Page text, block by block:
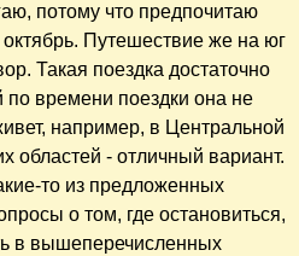
потому что предпочитаю
Путешествие же на юг
Такая поездка достаточно
по времени поездки она не
например, в Центральной
областей - отличный вариант.
то из предложенных
о том, где остановиться,
в вышеперечисленных